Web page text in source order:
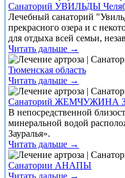
Санаторий УВИЛЬДЫ
Лечебный санаторий
прекрасного озера и с
для отдыха всей семьи,
Читать дальше →
Тюменская область
Читать дальше →
Санаторий ЖЕМЧУЖИНА
В непосредственной
минеральной водой
Зауралья».
Читать дальше →
Санатории АНАПЫ
Читать дальше →